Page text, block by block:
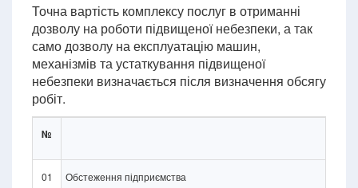
Точна вартість комплексу послуг в отриманні
дозволу на роботи підвищеної небезпеки, а так
само дозволу на експлуатацію машин,
механізмів та устаткування підвищеної
небезпеки визначається після визначення обсягу
робіт.
№
01 Обстеження підприємства